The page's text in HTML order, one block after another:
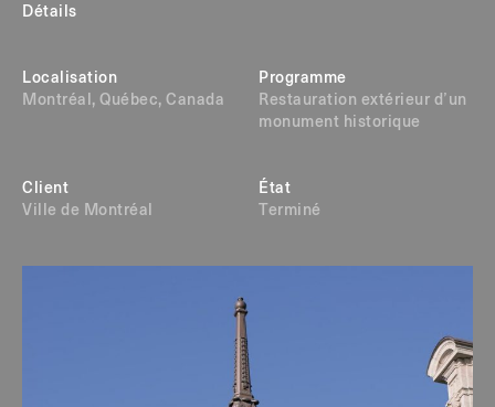
Détails
Localisation
Montréal, Québec, Canada
Programme
Restauration extérieur d’un
monument historique
Client
Ville de Montréal
État
Terminé